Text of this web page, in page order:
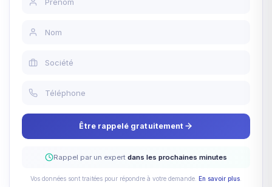
Être rappelé gratuitement
Rappel par un expert dans les prochaines minutes
Vos données sont traitées pour répondre à votre demande. En savoir plus